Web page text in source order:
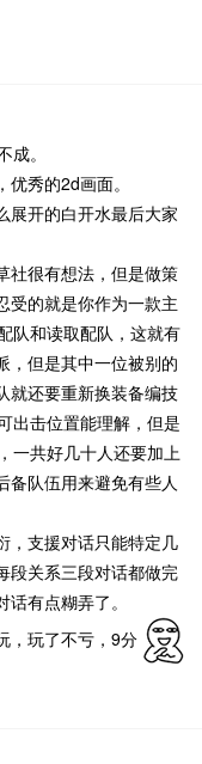
。
秀的2d画面。
展开的白开水最后大家
社很有想法，但是做策
受的就是你作为一款主
队和读取配队，这就有
，但是其中一位被别的
就还要重新换装备编技
出击位置能理解，但是
一共好几十人还要加上
备队伍用来避免有些人
，支援对话只能特定几
段关系三段对话都做完
有点糊弄了。
，玩了不亏，9分